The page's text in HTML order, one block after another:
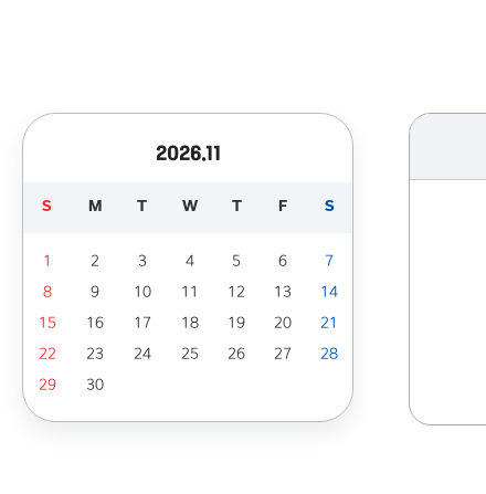
2026.11
S M T W T F S
1 2 3 4 5 6
7
8
9 10 11 12 13
14
15
16 17 18 19 20
21
22
23 24 25 26 27
28
29
30